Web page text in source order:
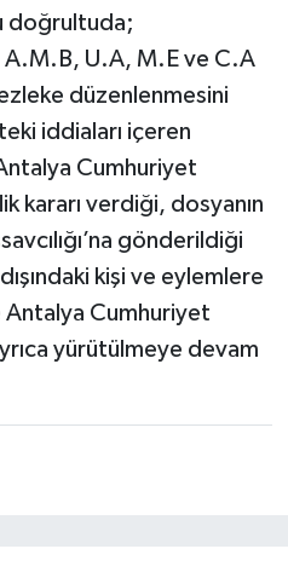
doğrultuda;
U.A, M.E ve C.A
düzenlenmesini
iddiaları içeren
Cumhuriyet
kararı verdiği, dosyanın
gönderildiği
kişi ve eylemlere
Antalya Cumhuriyet
yürütülmeye devam